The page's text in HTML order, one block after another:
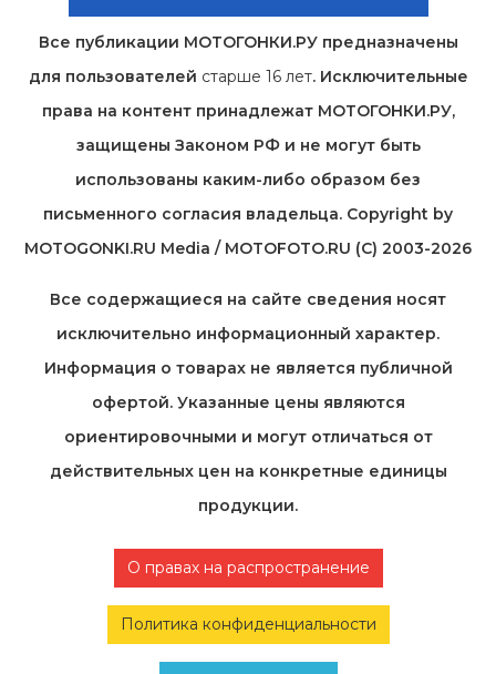
Все публикации МОТОГОНКИ.РУ предназначены
для пользователей старше 16 лет. Исключительные
права на контент принадлежат МОТОГОНКИ.РУ,
защищены Законом РФ и не могут быть
использованы каким-либо образом без
письменного согласия владельца. Copyright by
MOTOGONKI.RU Media / MOTOFOTO.RU (C) 2003-2026
Все содержащиеся на cайте сведения носят
исключительно информационный характер.
Информация о товарах не является публичной
офертой. Указанные цены являются
ориентировочными и могут отличаться от
действительных цен на конкретные единицы
продукции.
О правах на распространение
Политика конфиденциальности